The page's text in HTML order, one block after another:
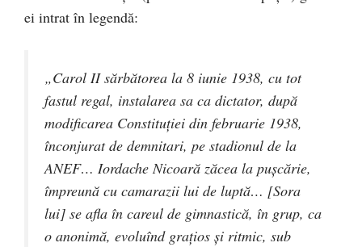
ei intrat în legendă:
„Carol II sărbătorea la 8 iunie 1938, cu tot
fastul regal, instalarea sa ca dictator, după
modificarea Constituţiei din februarie 1938,
înconjurat de demnitari, pe stadionul de la
ANEF… Iordache Nicoară zăcea la puşcărie,
împreună cu camarazii lui de luptă… [Sora
lui] se afla în careul de gimnastică, în grup, ca
o anonimă, evoluînd graţios şi ritmic, sub